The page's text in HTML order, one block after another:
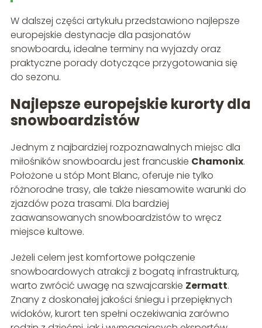
W dalszej części artykułu przedstawiono najlepsze
europejskie destynacje dla pasjonatów
snowboardu, idealne terminy na wyjazdy oraz
praktyczne porady dotyczące przygotowania się
do sezonu.
Najlepsze europejskie kurorty dla
snowboardzistów
Jednym z najbardziej rozpoznawalnych miejsc dla
miłośników snowboardu jest francuskie Chamonix.
Położone u stóp Mont Blanc, oferuje nie tylko
różnorodne trasy, ale także niesamowite warunki do
zjazdów poza trasami. Dla bardziej
zaawansowanych snowboardzistów to wręcz
miejsce kultowe.
Jeżeli celem jest komfortowe połączenie
snowboardowych atrakcji z bogatą infrastrukturą,
warto zwrócić uwagę na szwajcarskie Zermatt.
Znany z doskonałej jakości śniegu i przepięknych
widoków, kurort ten spełni oczekiwania zarówno